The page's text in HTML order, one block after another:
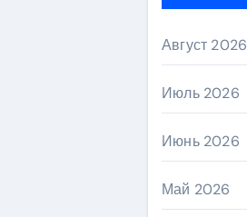
Август 2026
Июль 2026
Июнь 2026
Май 2026